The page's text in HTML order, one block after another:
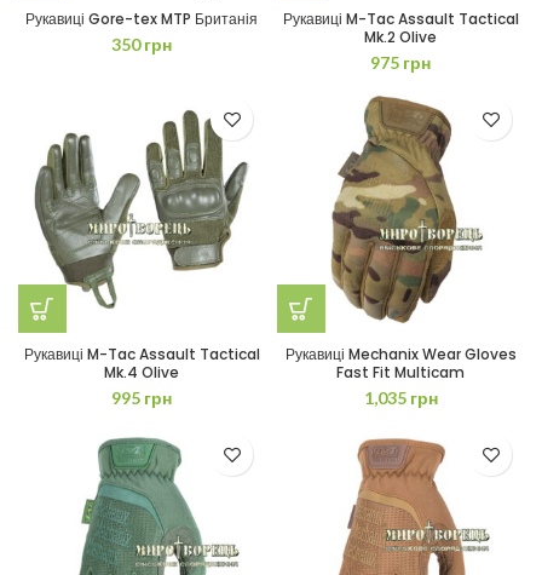
Рукавиці Gore-tex MTP Британія
350грн
Рукавиці M-Tac Assault Tactical
Mk.2 Olive
975 грн
Рукавиці M-Tac Assault Tactical
Mk.4 Olive
995 грн
Рукавиці Mechanix Wear Gloves
Fast Fit Multicam
1,035 грн